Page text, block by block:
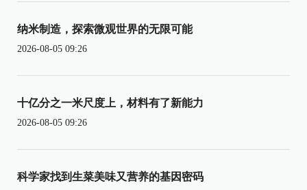
纳米制造，探索微观世界的无限可能
2026-08-05 09:26
十亿分之一米尺度上，材料有了新能力
2026-08-05 09:26
科学家找到生菜美味又营养的基因密码